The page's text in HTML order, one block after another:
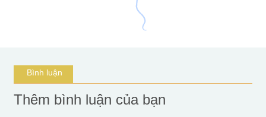
Bình luận
Thêm bình luận của bạn